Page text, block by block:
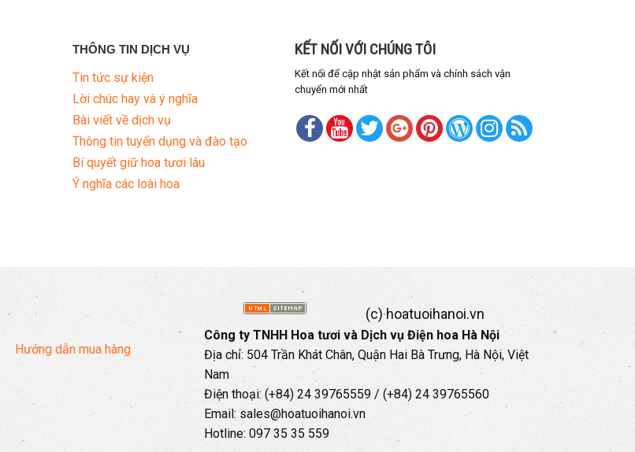
THÔNG TIN DỊCH VỤ
Tin tức sự kiện
Lời chúc hay và ý nghĩa
Bài viết về dịch vụ
Thông tin tuyển dụng và đào tạo
Bí quyết giữ hoa tươi lâu
Ý nghĩa các loài hoa
KẾT NỐI VỚI CHÚNG TÔI
Kết nối để cập nhật sản phẩm và chính sách vận
chuyển mới nhất
Hướng dẫn mua hàng
(c) hoatuoihanoi.vn
Công ty TNHH Hoa tươi và Dịch vụ Điện hoa Hà Nội
Địa chỉ: 504 Trần Khát Chân, Quận Hai Bà Trưng, Hà Nội, Việt
Nam
Điện thoại: (+84) 24 39765559 / (+84) 24 39765560
Email: sales@hoatuoihanoi.vn
Hotline: 097 35 35 559